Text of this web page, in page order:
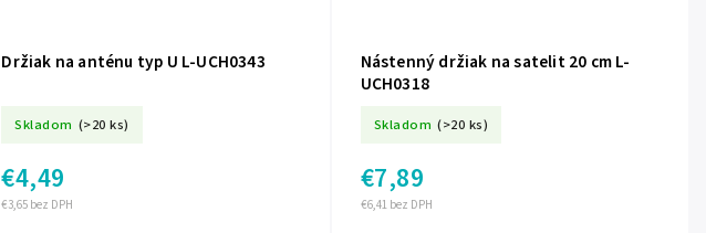
Držiak na anténu typ U L-UCH0343
Skladom (>20 ks)
€3,65 bez DPH
€4,49
Nástenný držiak na satelit 20 cm L-
UCH0318
Skladom (>20 ks)
€6,41 bez DPH
€7,89